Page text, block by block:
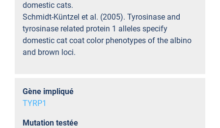
domestic cats.
Schmidt-Küntzel et al. (2005). Tyrosinase and
tyrosinase related protein 1 alleles specify
domestic cat coat color phenotypes of the albino
and brown loci.
Gène impliqué
TYRP1
Mutation testée